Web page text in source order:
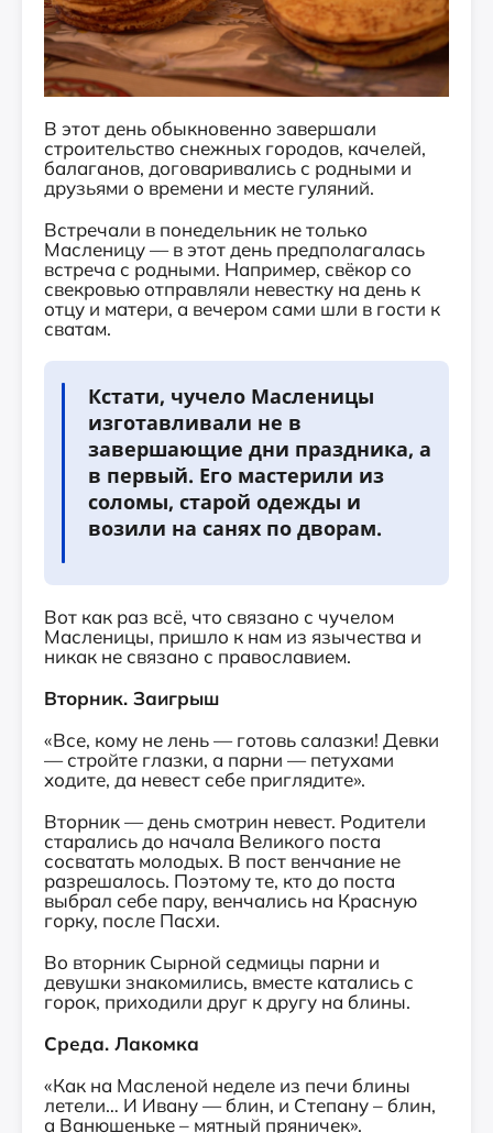
В этот день обыкновенно завершали
строительство снежных городов, качелей,
балаганов, договаривались с родными и
друзьями о времени и месте гуляний.
Встречали в понедельник не только
Масленицу — в этот день предполагалась
встреча с родными. Например, свёкор со
свекровью отправляли невестку на день к
отцу и матери, а вечером сами шли в гости к
сватам.
Кстати, чучело Масленицы
изготавливали не в
завершающие дни праздника, а
в первый. Его мастерили из
соломы, старой одежды и
возили на санях по дворам.
Вот как раз всё, что связано с чучелом
Масленицы, пришло к нам из язычества и
никак не связано с православием.
Вторник. Заигрыш
«Все, кому не лень — готовь салазки! Девки
— стройте глазки, а парни — петухами
ходите, да невест себе приглядите».
Вторник — день смотрин невест. Родители
старались до начала Великого поста
сосватать молодых. В пост венчание не
разрешалось. Поэтому те, кто до поста
выбрал себе пару, венчались на Красную
горку, после Пасхи.
Во вторник Сырной седмицы парни и
девушки знакомились, вместе катались с
горок, приходили друг к другу на блины.
Среда. Лакомка
«Как на Масленой неделе из печи блины
летели… И Ивану — блин, и Степану – блин,
а Ванюшеньке – мятный пряничек».